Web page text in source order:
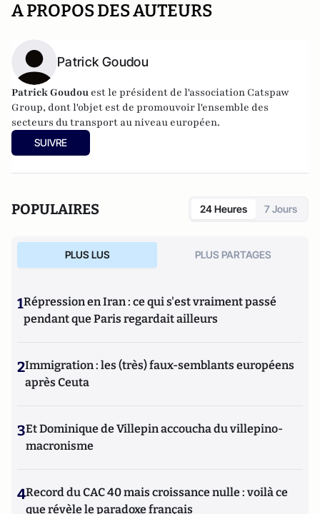
A PROPOS DES AUTEURS
Patrick Goudou
Patrick Goudou est le président de l'association Catspaw
Group, dont l'objet est de promouvoir l'ensemble des
secteurs du transport au niveau européen.
SUIVRE
POPULAIRES 24 Heures 7 Jours
PLUS LUS PLUS PARTAGES
1Répression en Iran : ce qui s'est vraiment passé
pendant que Paris regardait ailleurs
2Immigration : les (très) faux-semblants européens
après Ceuta
3Et Dominique de Villepin accoucha du villepino-
macronisme
4Record du CAC 40 mais croissance nulle : voilà ce
que révèle le paradoxe français